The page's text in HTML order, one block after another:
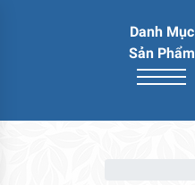
Danh Mục
Sản Phẩm